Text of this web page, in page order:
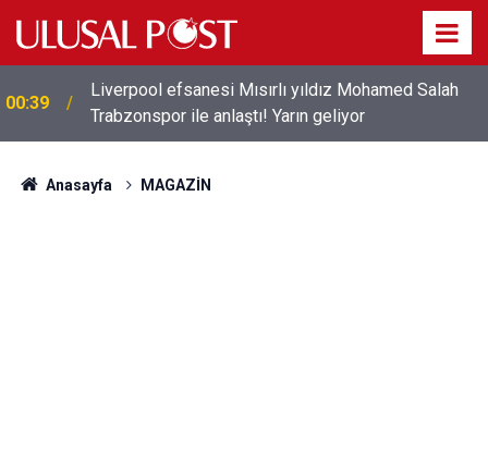
00:39
Liverpool efsanesi Mısırlı yıldız Mohamed Salah
Trabzonspor ile anlaştı! Yarın geliyor
Anasayfa MAGAZİN